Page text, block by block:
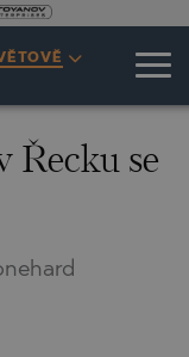
Řecku se